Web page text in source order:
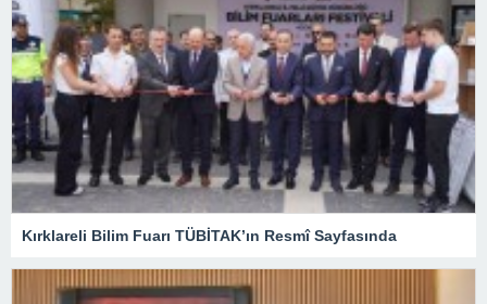
Kırklareli Bilim Fuarı TÜBİTAK’ın Resmî Sayfasında